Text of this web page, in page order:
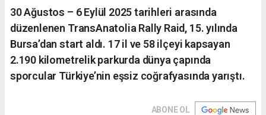
30 Ağustos – 6 Eylül 2025 tarihleri arasında
düzenlenen TransAnatolia Rally Raid, 15. yılında
Bursa’dan start aldı. 17 il ve 58 ilçeyi kapsayan
2.190 kilometrelik parkurda dünya çapında
sporcular Türkiye’nin eşsiz coğrafyasında yarıştı.
ABONE OL